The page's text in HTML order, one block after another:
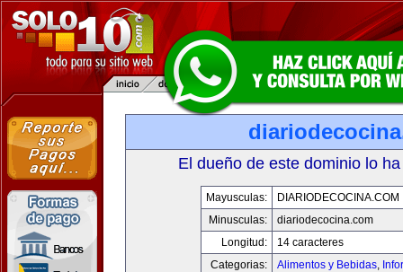
El dueño de este dominio lo
Mayusculas:
DIARIODECOCINA.COM
Minusculas:
diariodecocina.com
Longitud:
14 caracteres
Categorias:
Alimentos y Bebidas,